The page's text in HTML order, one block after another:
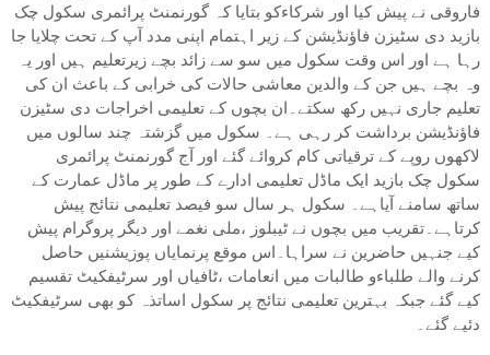
فاروقی نے پیش کیا اور شرکاءکو بتایا کہ گورنمنٹ پرائمری سکول چک
بازید دی سٹیزن فاﺅنڈیشن کے زیر اہتمام اپنی مدد آپ کے تحت چلایا جا
رہا ہے اور اس وقت سکول میں سو سے زائد بچے زیرتعلیم ہیں اور یہ
وہ بچے ہیں جن کے والدین معاشی حالات کی خرابی کے باعث ان کی
تعلیم جاری نہیں رکھ سکتے۔ان بچوں کے تعلیمی اخراجات دی سٹیزن
فاﺅنڈیشن برداشت کر رہی ہے۔ سکول میں گزشتہ چند سالوں میں
لاکھوں روپے کے ترقیاتی کام کروائے گئے اور آج گورنمنٹ پرائمری
سکول چک بازید ایک ماڈل تعلیمی ادارے کے طور پر ماڈل عمارت کے
ساتھ سامنے آیاہے۔ سکول ہر سال سو فیصد تعلیمی نتائج پیش
کرتاہے۔تقریب میں بچوں نے ٹیبلوز ،ملی نغمے اور دیگر پروگرام پیش
کیے جنہیں حاضرین نے سراہا۔اس موقع پرنمایاں پوزیشنیں حاصل
کرنے والے طلباءو طالبات میں انعامات ،ٹافیاں اور سرٹیفکیٹ تقسیم
کیے گئے جبکہ بہترین تعلیمی نتائج پر سکول اساتذہ کو بھی سرٹیفکیٹ
دئیے گئے۔